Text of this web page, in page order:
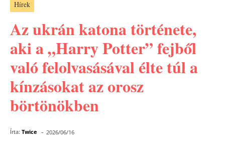
Hírek
Az ukrán katona története,
aki a „Harry Potter” fejből
való felolvasásával élte túl a
kínzásokat az orosz
börtönökben
Írta: Twice - 2026/06/16